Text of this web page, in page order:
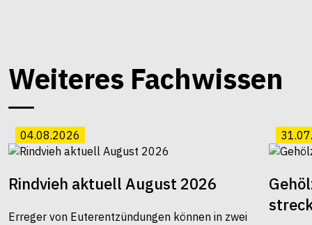
Weiteres Fachwissen
04.08.2026
Rindvieh aktuell August 2026
Erreger von Euterentzündungen können in zwei